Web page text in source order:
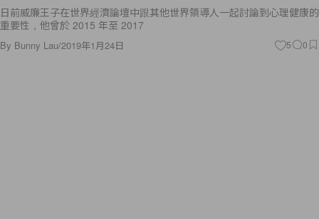
日前威廉王子在世界經濟論壇中跟其他世界領導人一起討論到心理健康的
重要性，他曾於 2015 年至 2017
By Bunny Lau/2019年1月24日 5 0